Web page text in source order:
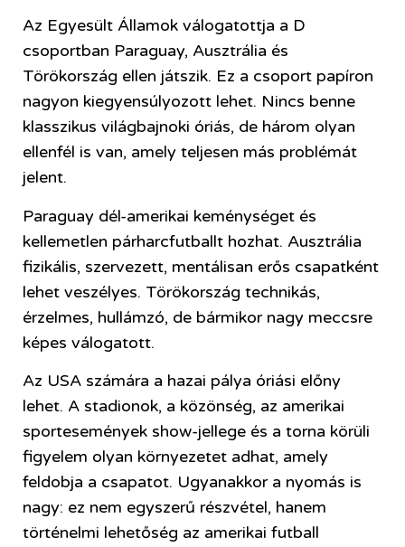
Az Egyesült Államok válogatottja a D
csoportban Paraguay, Ausztrália és
Törökország ellen játszik. Ez a csoport papíron
nagyon kiegyensúlyozott lehet. Nincs benne
klasszikus világbajnoki óriás, de három olyan
ellenfél is van, amely teljesen más problémát
jelent.
Paraguay dél-amerikai keménységet és
kellemetlen párharcfutballt hozhat. Ausztrália
fizikális, szervezett, mentálisan erős csapatként
lehet veszélyes. Törökország technikás,
érzelmes, hullámzó, de bármikor nagy meccsre
képes válogatott.
Az USA számára a hazai pálya óriási előny
lehet. A stadionok, a közönség, az amerikai
sportesemények show-jellege és a torna körüli
figyelem olyan környezetet adhat, amely
feldobja a csapatot. Ugyanakkor a nyomás is
nagy: ez nem egyszerű részvétel, hanem
történelmi lehetőség az amerikai futball